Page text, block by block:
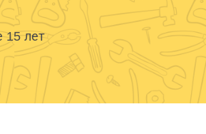
15 лет